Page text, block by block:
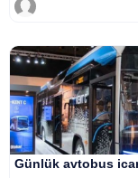
Günlük avtobus